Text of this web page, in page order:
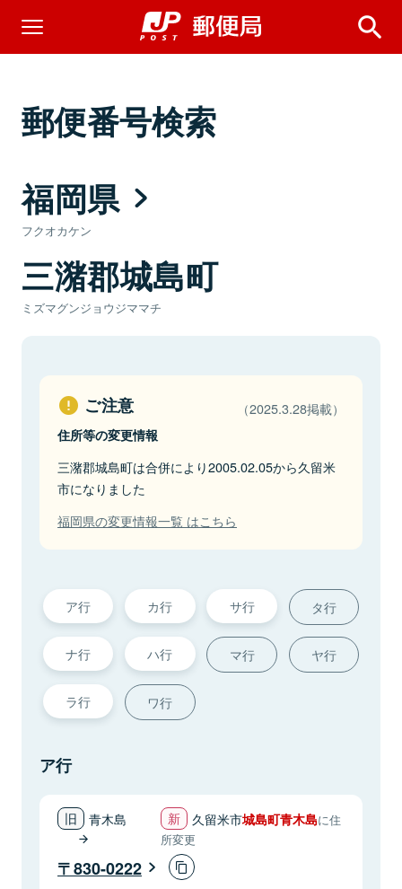
郵便番号検索
福岡県
フクオカケン
三潴郡城島町
ミズマグンジョウジママチ
ご注意 （2025.3.28掲載）
住所等の変更情報
三潴郡城島町は合併により2005.02.05から久留米
市になりました
福岡県の変更情報一覧 はこちら
ア行 カ行 サ行 タ行
ナ行 ハ行 マ行 ヤ行
ラ行 ワ行
ア行
青木島 久留米市城島町青木島に住
所変更
830-0222